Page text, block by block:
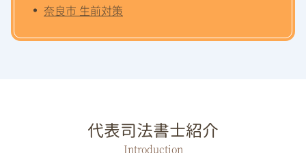
奈良市 生前対策
代表司法書士紹介